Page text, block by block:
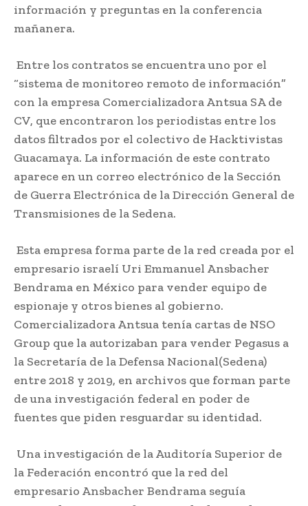
información y preguntas en la conferencia
mañanera.
Entre los contratos se encuentra uno por el
“sistema de monitoreo remoto de información”
con la empresa Comercializadora Antsua SA de
CV, que encontraron los periodistas entre los
datos filtrados por el colectivo de Hacktivistas
Guacamaya. La información de este contrato
aparece en un correo electrónico de la Sección
de Guerra Electrónica de la Dirección General de
Transmisiones de la Sedena.
Esta empresa forma parte de la red creada por el
empresario israelí Uri Emmanuel Ansbacher
Bendrama en México para vender equipo de
espionaje y otros bienes al gobierno.
Comercializadora Antsua tenía cartas de NSO
Group que la autorizaban para vender Pegasus a
la Secretaría de la Defensa Nacional(Sedena)
entre 2018 y 2019, en archivos que forman parte
de una investigación federal en poder de
fuentes que piden resguardar su identidad.
Una investigación de la Auditoría Superior de
la Federación encontró que la red del
empresario Ansbacher Bendrama seguía